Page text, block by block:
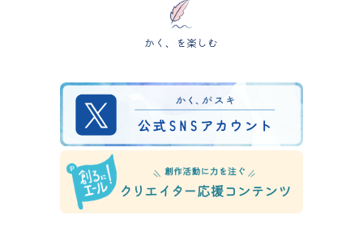
かく、を楽しむ